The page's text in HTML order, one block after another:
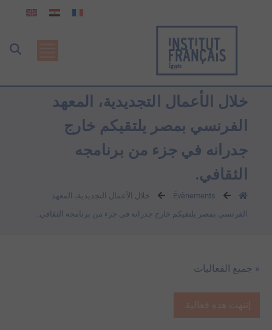
خلال الأعمال التجديدية، المعهد
الفرنسي بمصر يلتقيكم خارج
جدرانه في جزء من برنامجه
الثقافي.
Évènements
خلال الأعمال التجديدية، المعهد
الفرنسي بمصر يلتقيكم خارج جدرانه في جزء من برنامجه الثقافي.
« جميع الفعاليات
إنتهت هذه فعالية.